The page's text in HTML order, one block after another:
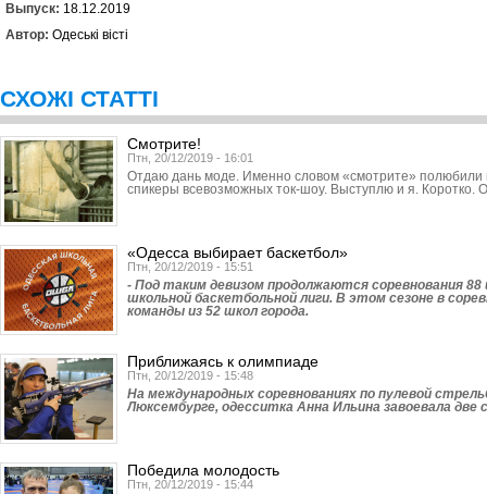
Выпуск: 18.12.2019
Автор: Одеські вісті
СХОЖІ СТАТТІ
Смотрите!
Птн, 20/12/2019 - 16:01
Отдаю дань моде. Именно словом «смотрите» полюбили
спикеры всевозможных ток-шоу. Выступлю и я. Коротко.
«Одесса выбирает баскетбол»
Птн, 20/12/2019 - 15:51
- Под таким девизом продолжаются соревнования
школьной баскетбольной лиги. В этом сезоне в
команды из 52 школ города.
Приближаясь к олимпиаде
Птн, 20/12/2019 - 15:48
На международных соревнованиях по пулевой
Люксембурге, одесситка Анна Ильина завоевала две
Победила молодость
Птн, 20/12/2019 - 15:44